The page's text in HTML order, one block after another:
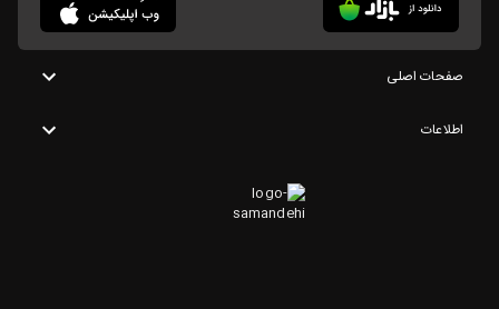
صفحات اصلی
اطلاعات